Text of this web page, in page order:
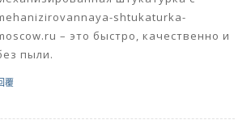
shtukaturka-
– это быстро, качественно и
пыли.
覆